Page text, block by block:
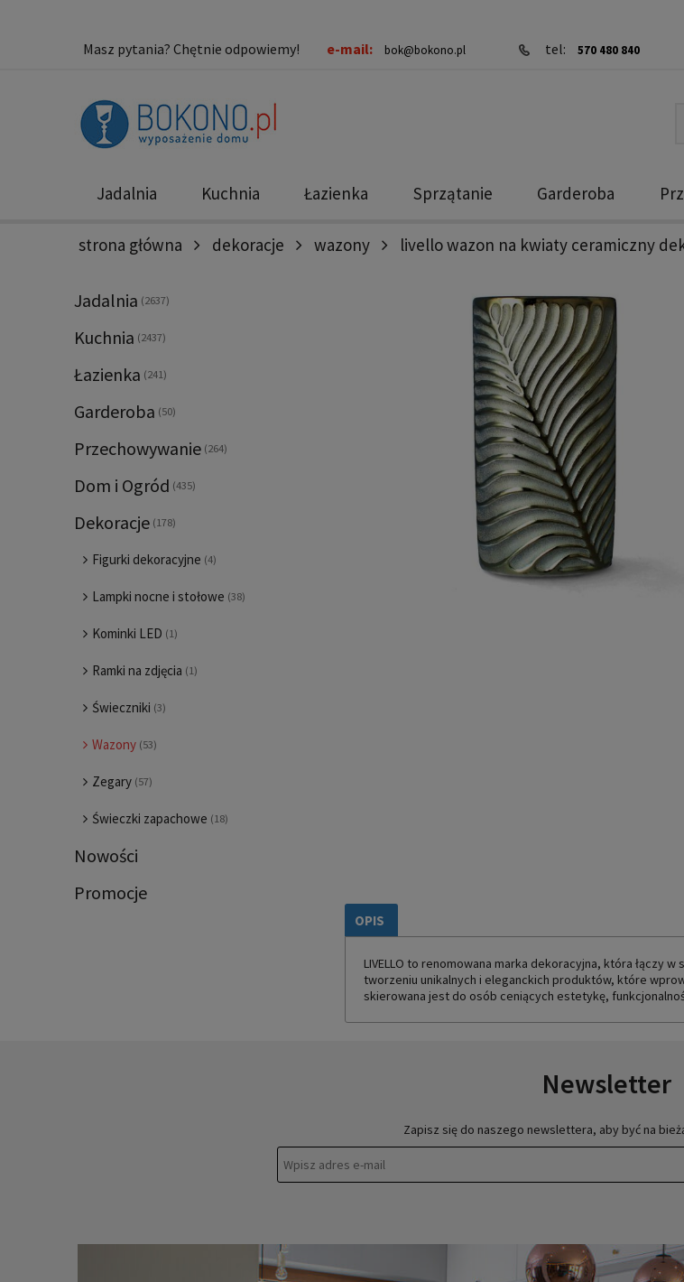
Masz pytania? Chętnie odpowiemy! e-mail: bok@bokono.pl tel: 570 480 840
Jadalnia Kuchnia Łazienka Sprzątanie Garderoba
Nowości Promocje
strona główna dekoracje wazony livello wazon na kwiaty ceramiczny
Jadalnia (2637)
Kuchnia (2437)
Łazienka (241)
Garderoba (50)
Przechowywanie (264)
Dom i Ogród (435)
Dekoracje (178)
Figurki dekoracyjne (4)
Lampki nocne i stołowe (38)
Kominki LED (1)
Ramki na zdjęcia (1)
Świeczniki (3)
Wazony (53)
Zegary (57)
Świeczki zapachowe (18)
Nowości
Promocje
OPIS
LIVELLO to renomowana marka dekoracyjna, która łączy
tworzeniu unikalnych i eleganckich produktów, które
skierowana jest do osób ceniących estetykę,
Newsletter
Zapisz się do naszego newslettera, aby być na